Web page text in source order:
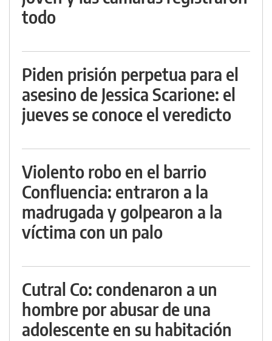
todo
Piden prisión perpetua para el
asesino de Jessica Scarione: el
jueves se conoce el veredicto
Violento robo en el barrio
Confluencia: entraron a la
madrugada y golpearon a la
víctima con un palo
Cutral Co: condenaron a un
hombre por abusar de una
adolescente en su habitación